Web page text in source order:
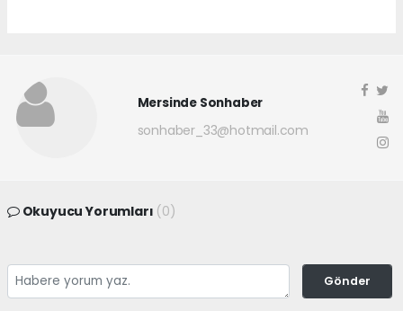
Mersinde Sonhaber
sonhaber_33@hotmail.com
Okuyucu Yorumları (0)
Gönder